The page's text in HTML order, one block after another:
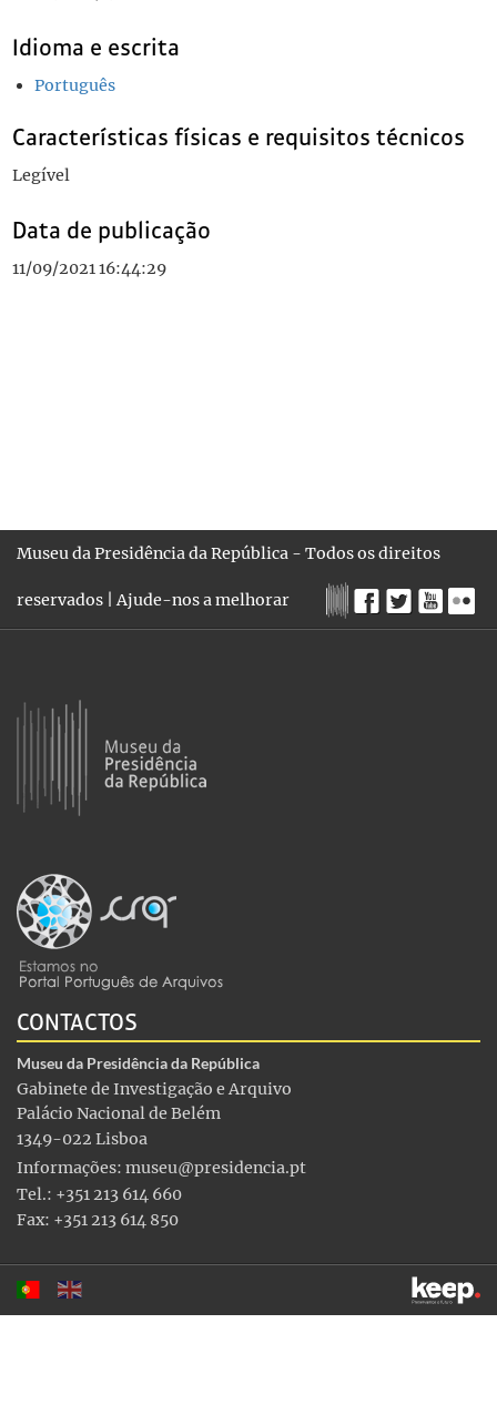
Idioma e escrita
Português
Características físicas e requisitos técnicos
Legível
Data de publicação
11/09/2021 16:44:29
Museu da Presidência da República - Todos os direitos
reservados |Ajude-nos a melhorar
CONTACTOS
Museu da Presidência da República
Gabinete de Investigação e Arquivo
Palácio Nacional de Belém
1349-022 Lisboa
Informações: museu@presidencia.pt
Tel.: +351 213 614 660
Fax: +351 213 614 850